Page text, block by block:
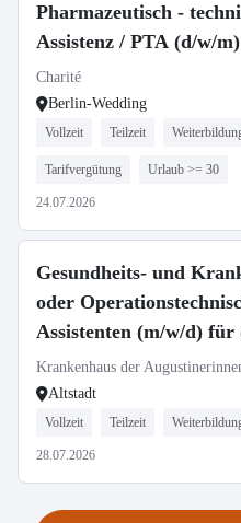
Pharmazeutisch -
Assistenz / PTA (d/w/
Charité
Berlin-Wedding
Vollzeit Teilzeit
Tarifvergütung Urlaub >= 30
24.07.2026
Gesundheits- und
oder
Assistenten (m/w/d)
OP - Neuaufbau unserer
Krankenhaus der
Altstadt
Vollzeit Teilzeit
28.07.2026